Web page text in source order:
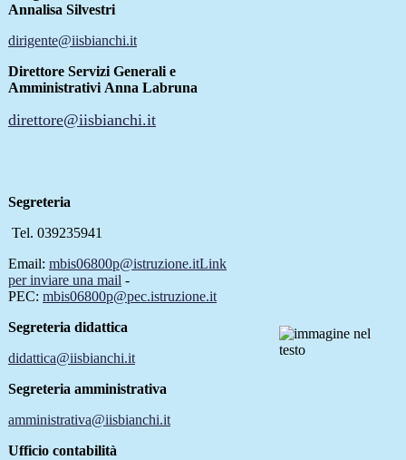
Annalisa Silvestri
dirigente@iisbianchi.it
Direttore Servizi Generali e
Amministrativi Anna Labruna
direttore@iisbianchi.it
Segreteria
Tel. 039235941
Email: mbis06800p@istruzione.itLink
per inviare una mail -
PEC: mbis06800p@pec.istruzione.it
Segreteria didattica
didattica@iisbianchi.it
Segreteria amministrativa
amministrativa@iisbianchi.it
Ufficio contabilità